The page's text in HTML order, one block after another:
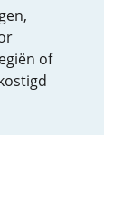
of